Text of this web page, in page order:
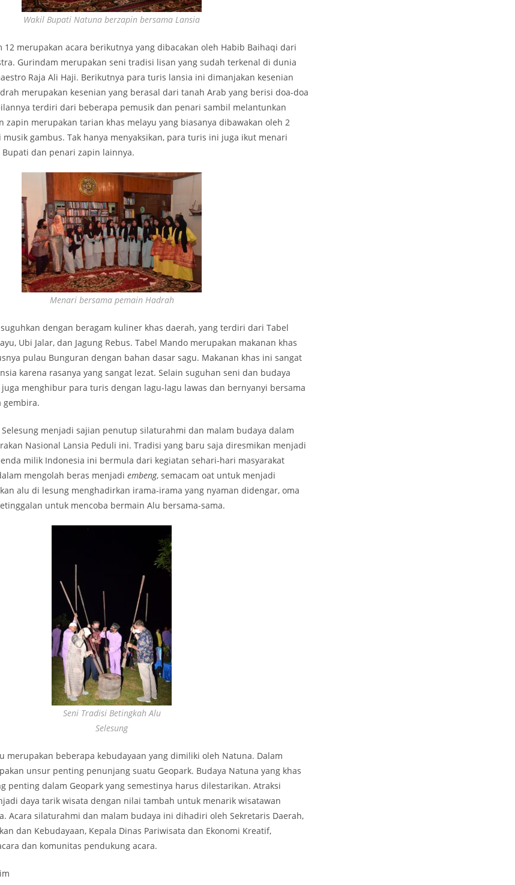
Wakil Bupati Natuna berzapin bersama Lansia
12 merupakan acara berikutnya yang dibacakan oleh Habib Baihaqi dari
Gurindam merupakan seni tradisi lisan yang sudah terkenal di dunia
Raja Ali Haji. Berikutnya para turis lansia ini dimanjakan kesenian
merupakan kesenian yang berasal dari tanah Arab yang berisi doa-doa
terdiri dari beberapa pemusik dan penari sambil melantunkan
zapin merupakan tarian khas melayu yang biasanya dibawakan oleh 2
gambus. Tak hanya menyaksikan, para turis ini juga ikut menari
Bupati dan penari zapin lainnya.
Menari bersama pemain Hadrah
dengan beragam kuliner khas daerah, yang terdiri dari Tabel
Ubi Jalar, dan Jagung Rebus. Tabel Mando merupakan makanan khas
pulau Bunguran dengan bahan dasar sagu. Makanan khas ini sangat
karena rasanya yang sangat lezat. Selain suguhan seni dan budaya
juga menghibur para turis dengan lagu-lagu lawas dan bernyanyi bersama
gembira.
menjadi sajian penutup silaturahmi dan malam budaya dalam
Nasional Lansia Peduli ini. Tradisi yang baru saja diresmikan menjadi
milik Indonesia ini bermula dari kegiatan sehari-hari masyarakat
mengolah beras menjadi embeng, semacam oat untuk menjadi
alu di lesung menghadirkan irama-irama yang nyaman didengar, oma
untuk mencoba bermain Alu bersama-sama.
Seni Tradisi Betingkah Alu
Selesung
merupakan beberapa kebudayaan yang dimiliki oleh Natuna. Dalam
unsur penting penunjang suatu Geopark. Budaya Natuna yang khas
penting dalam Geopark yang semestinya harus dilestarikan. Atraksi
daya tarik wisata dengan nilai tambah untuk menarik wisatawan
Acara silaturahmi dan malam budaya ini dihadiri oleh Sekretaris Daerah,
dan Kebudayaan, Kepala Dinas Pariwisata dan Ekonomi Kreatif,
dan komunitas pendukung acara.